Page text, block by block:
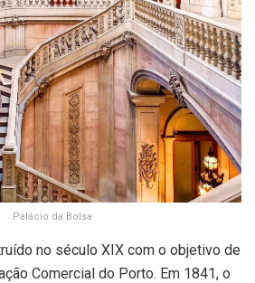
Palácio da Bolsa
no século XIX com o objetivo de
Comercial do Porto. Em 1841, o